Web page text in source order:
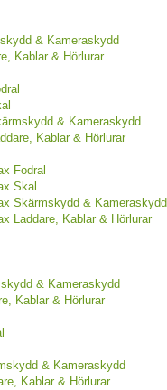
& Kameraskydd
Kablar & Hörlurar
& Kameraskydd
Kablar & Hörlurar
Fodral
Skal
Skärmskydd & Kameraskydd
Laddare, Kablar & Hörlurar
& Kameraskydd
Kablar & Hörlurar
& Kameraskydd
Kablar & Hörlurar